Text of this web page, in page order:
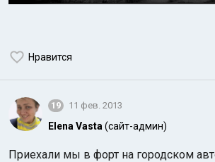
Нравится
19 11 фев. 2013
Elena Vasta (сайт-админ)
Приехали мы в форт на городском